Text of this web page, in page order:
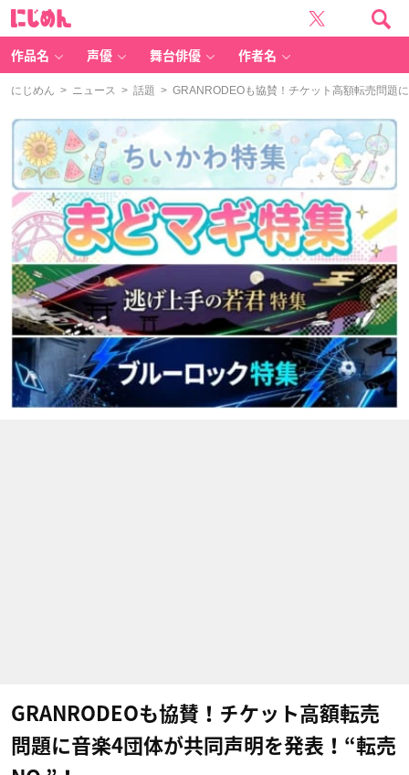
作品名 声優 舞台俳優 作者名
にじめん > ニュース > 話題 > GRANRODEOも協賛！チケット高額転売問題
GRANRODEOも協賛！チケット高額転売
問題に音楽4団体が共同声明を発表！“転売